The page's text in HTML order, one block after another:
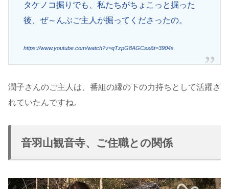
タケノコ掘りでも、私たちがちょこっと掘った
後、ぜ～んぶご主人が掘ってくださったの。
https://www.youtube.com/watch?v=qTzpG8AGCss&t=3904s
潤子さんのご主人は、番組の縁の下の力持ちとして活躍さ
れていたんですね。
音羽山観音寺、ご住職との関係